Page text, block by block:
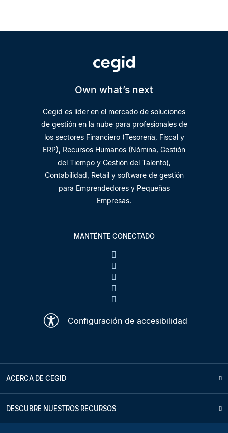
Own what’s next
Cegid es líder en el mercado de soluciones
de gestión en la nube para profesionales de
los sectores Financiero (Tesorería, Fiscal y
ERP), Recursos Humanos (Nómina, Gestión
del Tiempo y Gestión del Talento),
Contabilidad, Retail y software de gestión
para Emprendedores y Pequeñas
Empresas.
MANTÉNTE CONECTADO
Configuración de accesibilidad
ACERCA DE CEGID
DESCUBRE NUESTROS RECURSOS